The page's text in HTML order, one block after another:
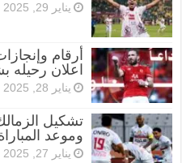
يناير 29, 2025
أرقام
اعلان
يناير 28, 2025
تشكيل
وموعد
يناير 27, 2025